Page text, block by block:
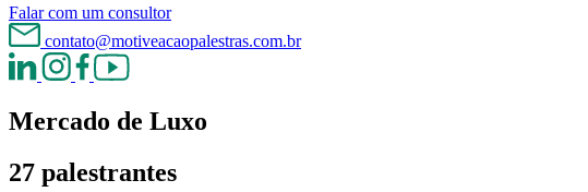
Falar com um consultor
contato@motiveacaopalestras.com.br
Mercado de Luxo
27 palestrantes